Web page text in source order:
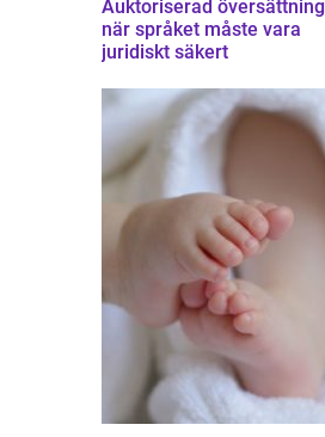
Auktoriserad översättning
när språket måste vara
juridiskt säkert